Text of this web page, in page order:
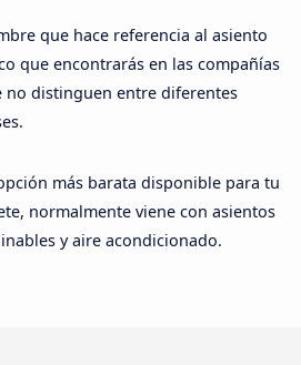
que hace referencia al asiento
que encontrarás en las compañías
no distinguen entre diferentes
más barata disponible para tu
normalmente viene con asientos
y aire acondicionado.